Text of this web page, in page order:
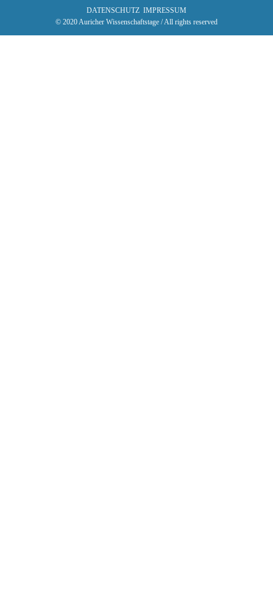
DATENSCHUTZ IMPRESSUM
© 2020 Auricher Wissenschaftstage / All rights reserved